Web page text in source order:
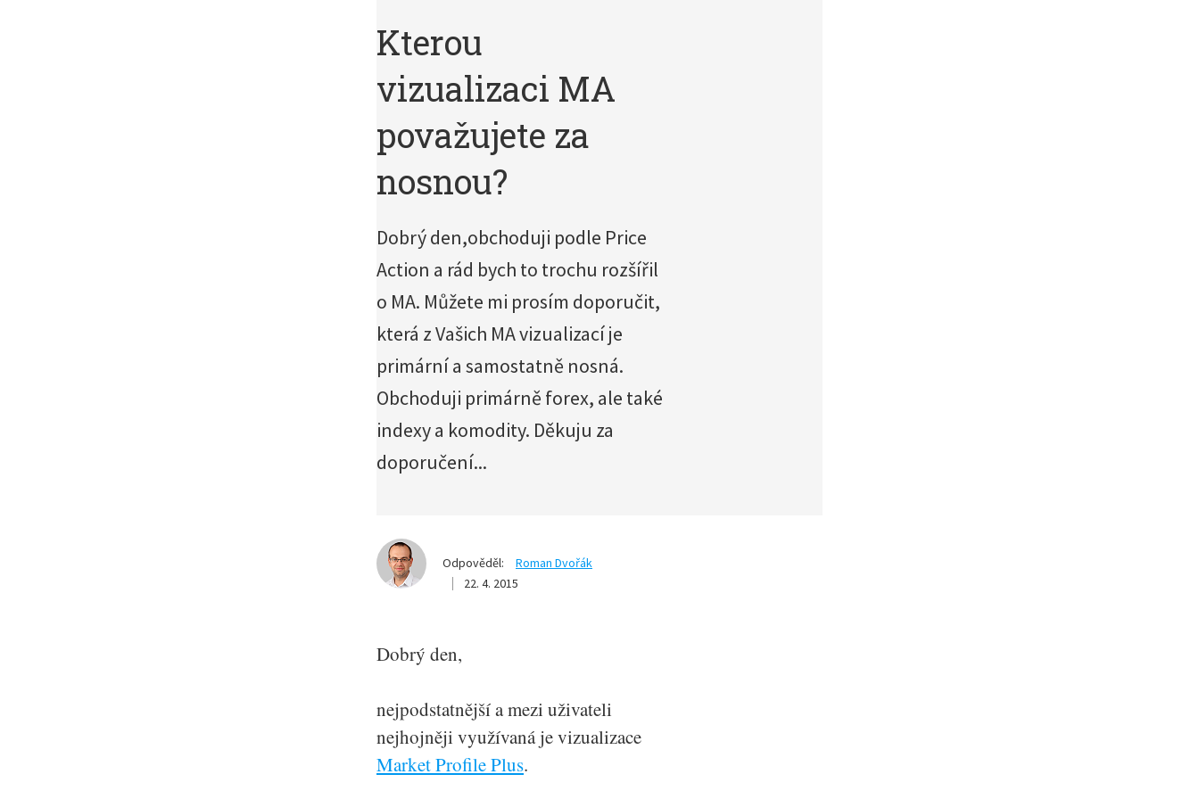
Kterou
vizualizaci MA
považujete za
nosnou?
Dobrý den,obchoduji podle Price
Action a rád bych to trochu rozšířil
o MA. Můžete mi prosím doporučit,
která z Vašich MA vizualizací je
primární a samostatně nosná.
Obchoduji primárně forex, ale také
indexy a komodity. Děkuju za
doporučení...
Odpověděl:
Roman Dvořák
22. 4. 2015
Dobrý den,
nejpodstatnější a mezi uživateli
nejhojněji využívaná je vizualizace
Market Profile Plus.